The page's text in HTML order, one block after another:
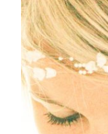
BLOG
CONTACT